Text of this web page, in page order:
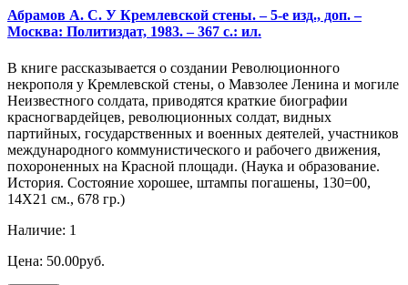
Абрамов А. С. У Кремлевской стены. – 5-е изд., доп. –
Москва: Политиздат, 1983. – 367 с.: ил.
В книге рассказывается о создании Революционного
некрополя у Кремлевской стены, о Мавзолее Ленина и могиле
Неизвестного солдата, приводятся краткие биографии
красногвардейцев, революционных солдат, видных
партийных, государственных и военных деятелей, участников
международного коммунистического и рабочего движения,
похороненных на Красной площади. (Наука и образование.
История. Состояние хорошее, штампы погашены, 130=00,
14Х21 см., 678 гр.)
Наличие: 1
Цена: 50.00руб.